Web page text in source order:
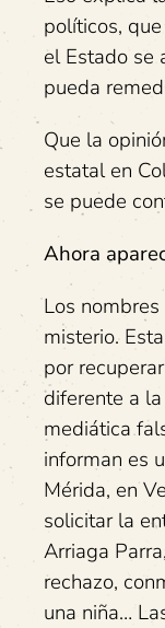
políticos,
el Estado se
pueda
Que la
estatal en
se puede
Ahora
Los
misterio.
por
diferente a
mediática
informan es
Mérida, en
solicitar la
Arriaga
rechazo,
una niña…